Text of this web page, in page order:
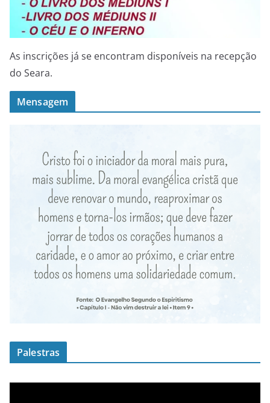
As inscrições já se encontram disponíveis na recepção
do Seara.
Mensagem
Palestras